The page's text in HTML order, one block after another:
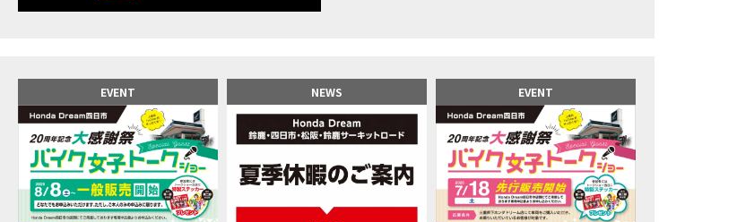
正統派NC750X！大型二輪教習から10年目の素直な感想|Honda
MOVIE 女が乗るバイクじゃない？低身長女が検証します
MOVIE 【福井1泊ツーリング】バイク女子、仲悪いって本当？
MOVIE 大型ツアラー！Gold Wing Tour 50th ANNIVWRSARYは女性ライダーでも
MOVIE 【Monkey125】初めてモンキー！意外な◯◯へ行って来た【三重ホン
NEW BIKE 大型ツアラー「Gold Wing Tour」と特別仕様の 「Gold Wing Tour
MOVIE 【三重県】女性ライダーツーリングを満喫しました｜CB1000HORNET
EVENT NEWS EVENT